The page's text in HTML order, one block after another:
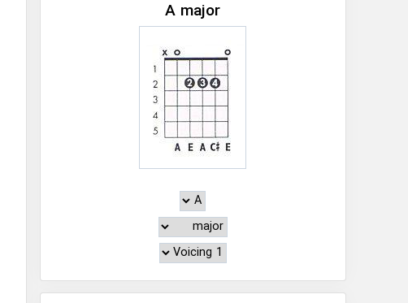
A major